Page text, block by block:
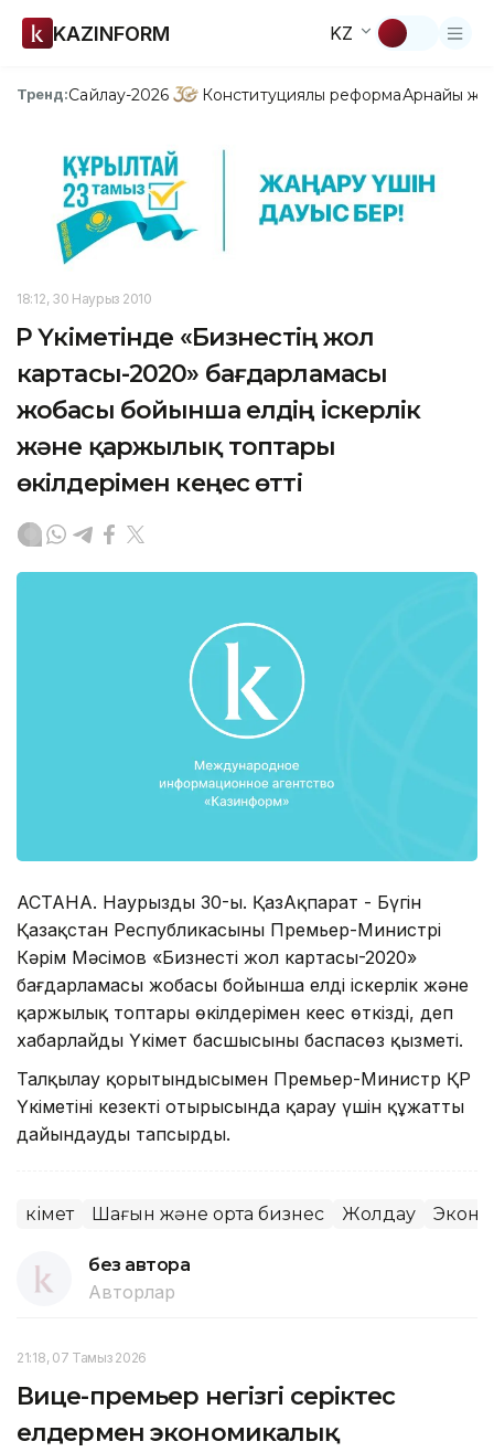
KAZINFORM KZ
Тренд:Сайлау-2026 Конституциялық реформаАрнайы
18:12, 30 Наурыз 2010
ҚР Үкіметінде «Бизнестің жол
картасы-2020» бағдарламасы
жобасы бойынша елдің іскерлік
және қаржылық топтары
өкілдерімен кеңес өтті
АСТАНА. Наурыздың 30-ы. ҚазАқпарат - Бүгін
Қазақстан Республикасының Премьер-Министрі
Кәрім Мәсімов «Бизнестің жол картасы-2020»
бағдарламасы жобасы бойынша елдің іскерлік және
қаржылық топтары өкілдерімен кеңес өткізді, деп
хабарлайды Үкімет басшысының баспасөз қызметі.
Талқылау қорытындысымен Премьер-Министр ҚР
Үкіметінің кезекті отырысында қарау үшін құжатты
дайындауды тапсырды.
Үкімет Шағын және орта бизнес Жолдау
без автора
Авторлар
21:18, 07 Тамыз 2026
Вице-премьер негізгі серіктес
елдермен экономикалық